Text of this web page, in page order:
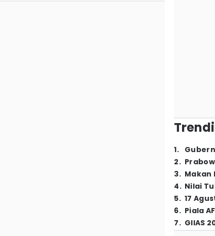
1.
2.
3. Makan
4. Nilai
5. 17
6. Piala
7. GIIAS